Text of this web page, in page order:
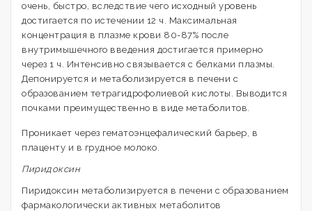
очень, быстро, вследствие чего исходный уровень
достигается по истечении 12 ч. Максимальная
концентрация в плазме крови 80-87% после
внутримышечного введения достигается примерно
через 1 ч. Интенсивно связывается с белками плазмы.
Депонируется и метаболизируется в печени с
образованием тетрагидрофолиевой кислоты. Выводится
почками преимущественно в виде метаболитов.
Проникает через гематоэнцефалический барьер, в
плаценту и в грудное молоко.
Пиридоксин
Пиридоксин метаболизируется в печени с образованием
фармакологически активных метаболитов